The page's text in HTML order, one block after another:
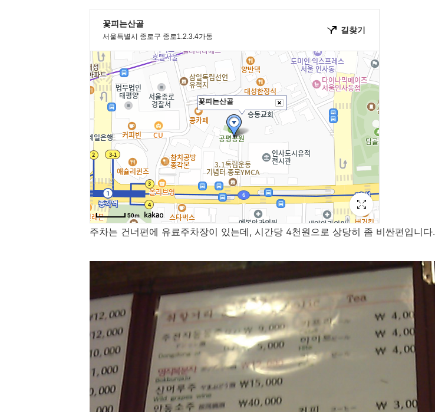
주차는 건너편에 유료주차장이 있는데, 시간당 4천원으로 상당히 좀 비싼편입니다.